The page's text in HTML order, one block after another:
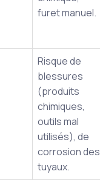
furet manuel.
Risque de
blessures
(produits
chimiques,
outils mal
utilisés), de
corrosion des
tuyaux.